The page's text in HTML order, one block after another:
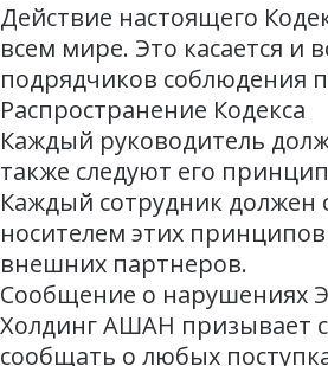
Действие настоящего
всем мире. Это касается и
подрядчиков соблюдения
Распространение Кодекса
Каждый руководитель
также следуют его
Каждый сотрудник должен
носителем этих
внешних партнеров.
Сообщение о нарушениях
Холдинг АШАН призывает
сообщать о любых